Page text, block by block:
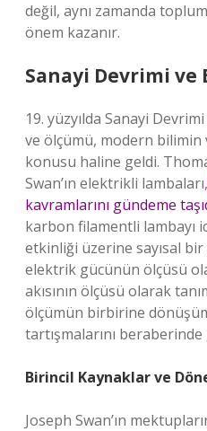
değil, aynı zamanda
önem kazanır.
Sanayi Devrimi ve
19. yüzyılda Sanayi
ve ölçümü, modern
konusu haline geldi.
Swan’ın elektrikli lambaları,
kavramlarını gündeme
karbon filamentli lambayı
etkinliği üzerine sayısal
elektrik gücünün ölçüsü
akısının ölçüsü olarak
ölçümün birbirine
tartışmalarını
Birincil Kaynaklar ve
Joseph Swan’ın